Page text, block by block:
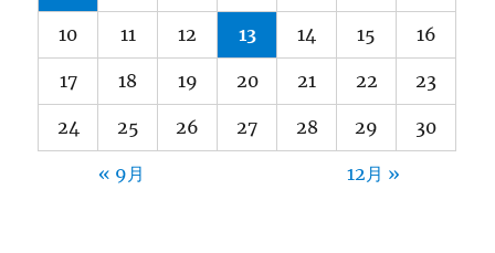
10 11 12 13 14 15 16
17 18 19 20 21 22 23
24 25 26 27 28 29 30
« 9月 12月 »